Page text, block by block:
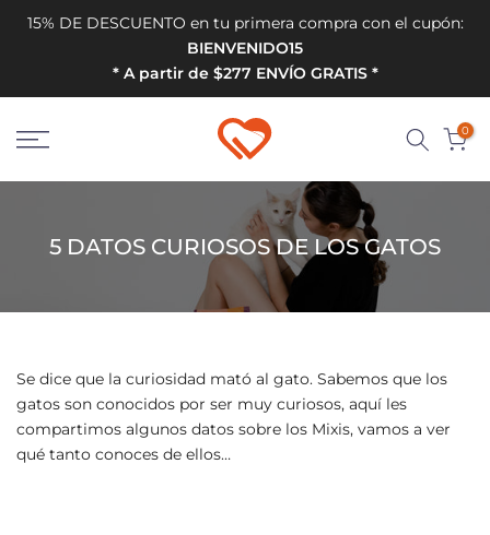
15% DE DESCUENTO en tu primera compra con el cupón:
BIENVENIDO15
* A partir de $277 ENVÍO GRATIS *
0
5 DATOS CURIOSOS DE LOS GATOS
Se dice que la curiosidad mató al gato. Sabemos que los
gatos son conocidos por ser muy curiosos, aquí les
compartimos algunos datos sobre los Mixis, vamos a ver
qué tanto conoces de ellos…